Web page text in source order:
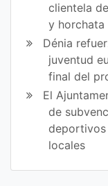
clientela
y horchata
Dénia
juventud
final del
El
de
deportivos
locales